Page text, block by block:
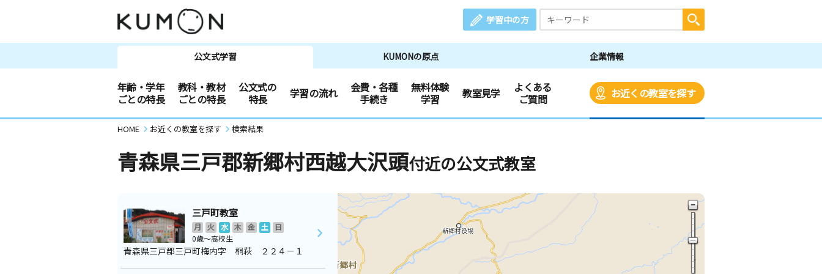
学習中の方
公文式学習 KUMONの原点 企業情報
年齢・学年
ごとの特長
教科・教材
ごとの特長
公文式の
特長
学習の流れ
会費・各種
手続き
無料体験
学習
教室見学
よくある
ご質問
お近くの教室を探す
HOME お近くの教室を探す 検索結果
青森県三戸郡新郷村西越大沢頭付近の公文式教室
三戸町教室
月 火 水 木 金 土
日
0歳～高校生
青森県三戸郡三戸町梅内字 桐萩 ２２４－１